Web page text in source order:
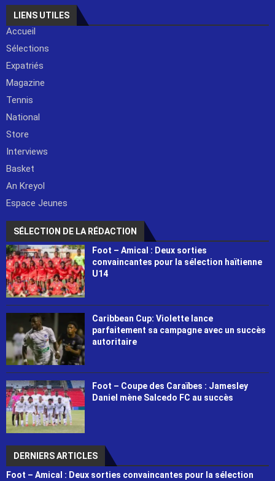
LIENS UTILES
Accueil
Sélections
Expatriés
Magazine
Tennis
National
Store
Interviews
Basket
An Kreyol
Espace Jeunes
SÉLECTION DE LA RÉDACTION
Foot – Amical : Deux sorties
convaincantes pour la sélection haïtienne
U14
Caribbean Cup: Violette lance
parfaitement sa campagne avec un succès
autoritaire
Foot – Coupe des Caraïbes : Jamesley
Daniel mène Salcedo FC au succès
DERNIERS ARTICLES
Foot – Amical : Deux sorties convaincantes pour la sélection